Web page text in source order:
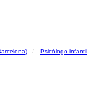
Psicólogo infantil